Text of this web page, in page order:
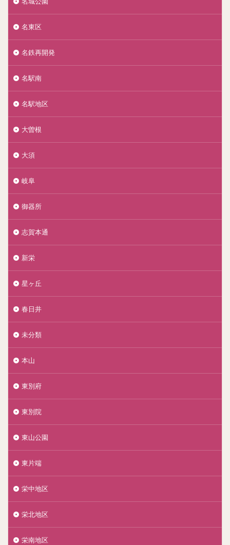
名東区
名鉄再開発
名駅南
名駅地区
大曽根
大須
岐阜
御器所
志賀本通
新栄
星ヶ丘
春日井
未分類
本山
東別府
東別院
東山公園
東片端
栄中地区
栄北地区
栄南地区